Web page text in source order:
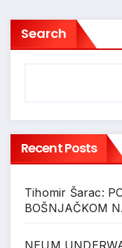
Search
Recent Posts
Tihomir Šarac:
BOŠNJAČKOM